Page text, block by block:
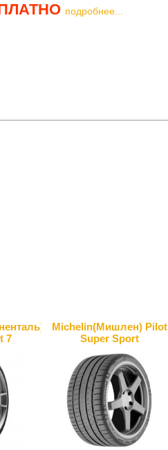
подробнее...
7
Michelin(Мишлен) Pilot
Super Sport